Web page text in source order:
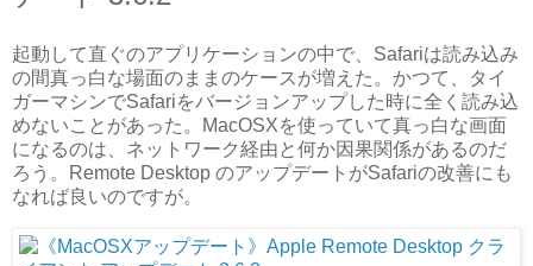
起動して直ぐのアプリケーションの中で、Safariは読み込み
の間真っ白な場面のままのケースが増えた。かつて、タイ
ガーマシンでSafariをバージョンアップした時に全く読み込
めないことがあった。MacOSXを使っていて真っ白な画面
になるのは、ネットワーク経由と何か因果関係があるのだ
ろう。Remote Desktop のアップデートがSafariの改善にも
なれば良いのですが。